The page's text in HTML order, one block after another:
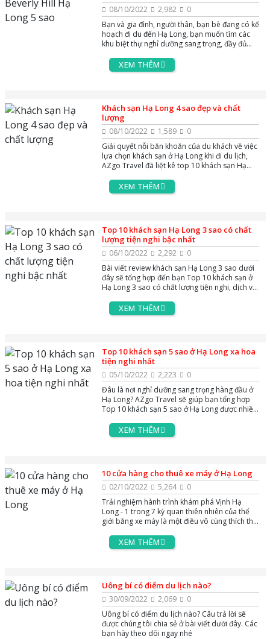
08/10/2022 2,982
0
Bạn và gia đình, người thân, bạn bè đang có kế
hoạch đi du đến Hạ Long, bạn muốn tìm các
khu biệt thự nghỉ dưỡng sang trọng, đầy đủ
thông tin và booking ngay những Villa Beverly
Hills Hạ Long từ 6 đến 10 phỏng ngủ - khu nghỉ
Long Quảng Ninh.
XEM THÊM
Khách sạn Hạ Long 4 sao đẹp và chất
lượng
08/10/2022 1,589
0
Giải quyết nỗi băn khoăn của du khách về việc
lựa chọn khách sạn ở Hạ Long khi đi du lịch,
AZgo Travel đã liệt kê top 10 khách sạn Hạ
2022. Tham khảo ngay bài viết dưới đây để dễ
dàng lựa chọn khách sạn chất lượng cho
XEM THÊM
Top 10 khách sạn Hạ Long 3 sao có chất
lượng tiện nghi bậc nhất
06/10/2022 2,292
0
Bài viết review khách sạn Hạ Long 3 sao dưới
đây sẽ tổng hợp đến bạn Top 10 khách sạn ở
Hạ Long 3 sao có chất lượng tiện nghi, dịch vụ
Cháy.XEM THÊM
Top 10 khách sạn 5 sao ở Hạ Long xa hoa
tiện nghi nhất
05/10/2022 2,223
0
Đâu là nơi nghỉ dưỡng sang trọng hàng đầu ở
Hạ Long? AZgo Travel sẽ giúp bạn tổng hợp
Top 10 khách sạn 5 sao ở Hạ Long được nhiều
xa hoa và chất lượng phục vụ tiện nghi bậc
nhất.
XEM THÊM
10 cửa hàng cho thuê xe máy ở Hạ Long
02/10/2022 5,264
0
Trải nghiệm hành trình khám phá Vịnh Hạ
Long - 1 trong 7 kỳ quan thiên nhiên của thế
giới bằng xe máy là một điều vô cùng thích thú
cửa hàng, địa chỉ cho thuê xe máy cho bạn lựa
chọn. Nhưng làm sao để thuê xe máy Hạ Long
thuê xe máy ở Hạ Long cực uy tín và chất
lượng dưới đây nhé!
XEM THÊM
Uông bí có điểm du lịch nào?
30/09/2022 2,069
0
Uông bí có điểm du lịch nào? Câu trả lời sẽ
được chúng tôi chia sẻ ở bài viết dưới đây. Các
bạn hãy theo dõi ngay nhé